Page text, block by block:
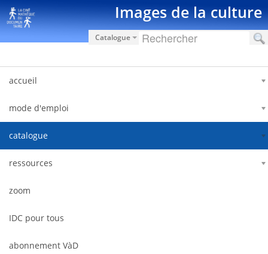
Saut au contenu Images de la culture
Catalogue
accueil
mode d'emploi
catalogue
ressources
zoom
IDC pour tous
abonnement VàD